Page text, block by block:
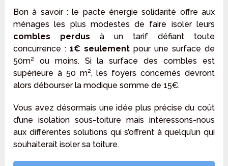
Bon à savoir : le pacte énergie solidarité offre aux
ménages les plus modestes de faire isoler leurs
combles perdus à un tarif défiant toute
concurrence :1€ seulement pour une surface de
50m² ou moins. Si la surface des combles est
supérieure à 50 m², les foyers concernés devront
alors débourser la modique somme de 15€.
Vous avez désormais une idée plus précise du coût
d’une isolation sous-toiture mais intéressons-nous
aux différentes solutions qui s’offrent à quelqu’un qui
souhaiterait isoler sa toiture.